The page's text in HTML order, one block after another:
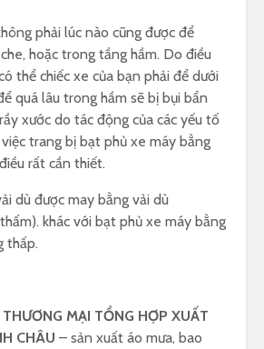
phải lúc nào cũng được để
hoặc trong tầng hầm. Do điều
thể chiếc xe của bạn phải để dưới
quá lâu trong hầm sẽ bị bụi bẩn
xước do tác động của các yếu tố
trang bị bạt phủ xe máy bằng
rất cần thiết.
dù được may bằng vải dù
khác với bạt phủ xe máy bằng
thấp.
MẠI TỔNG HỢP XUẤT
CHÂU – sản xuất áo mưa, bao